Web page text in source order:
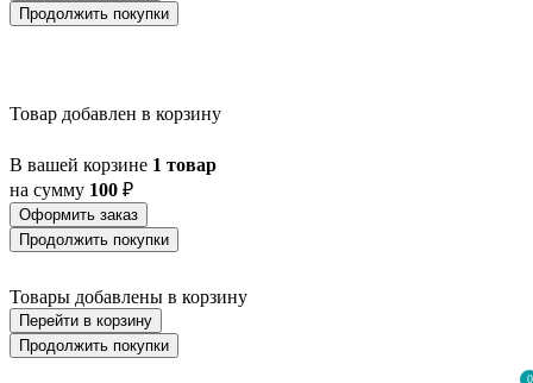
0
Продолжить покупки
Товар добавлен в корзину
В вашей корзине 1 товар
на сумму 100 ₽
Оформить заказ
Продолжить покупки
Товары добавлены в корзину
Перейти в корзину
Продолжить покупки